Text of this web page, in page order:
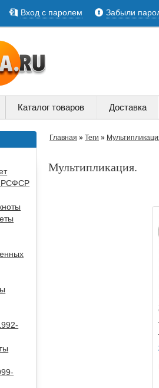
Вход с паролем Забыли
Каталог товаров Доставка
РСФСР
Главная » Теги »
Мультипликация.